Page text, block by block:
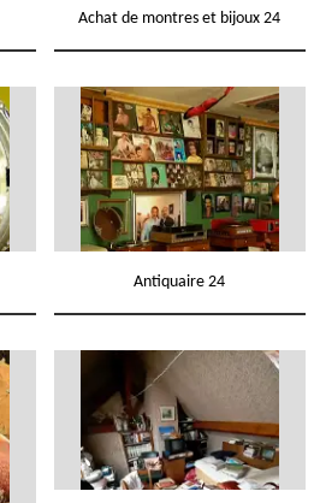
Achat de montres et bijoux 24
Antiquaire 24